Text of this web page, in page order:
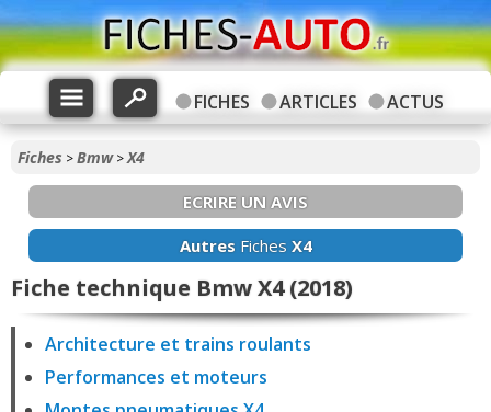
FICHES ARTICLES ACTUS
Fiches >Bmw>X4
ECRIRE UN AVIS
AutresFiches X4
Fiche technique Bmw X4 (2018)
Architecture et trains roulants
Performances et moteurs